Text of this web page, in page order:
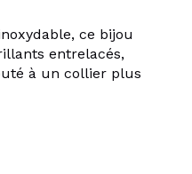
ce bijou
entrelacés,
à un collier plus